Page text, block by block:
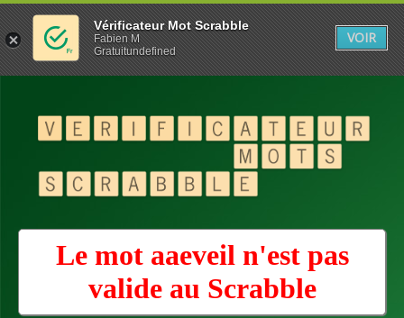
Le mot aaeveil n'est pas
valide au Scrabble
Vérificateur Mot Scrabble
Fabien M
Gratuitundefined
VOIR